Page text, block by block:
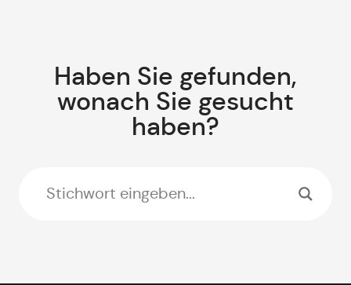
Haben Sie gefunden,
wonach Sie gesucht
haben?